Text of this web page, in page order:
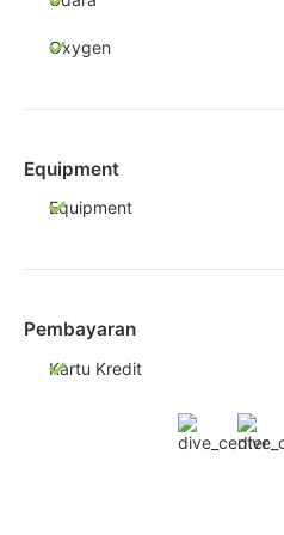
Oxygen
Equipment
Equipment
Pembayaran
Kartu Kredit